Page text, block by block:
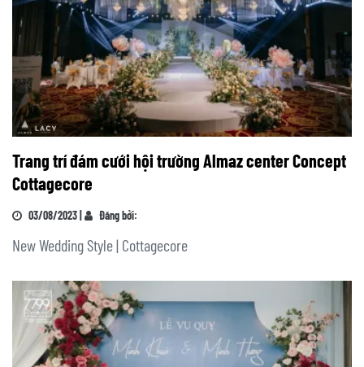
Trang trí đám cưới hội trường Almaz center Concept
Cottagecore
03/08/2023 | Đăng bởi:
New Wedding Style | Cottagecore